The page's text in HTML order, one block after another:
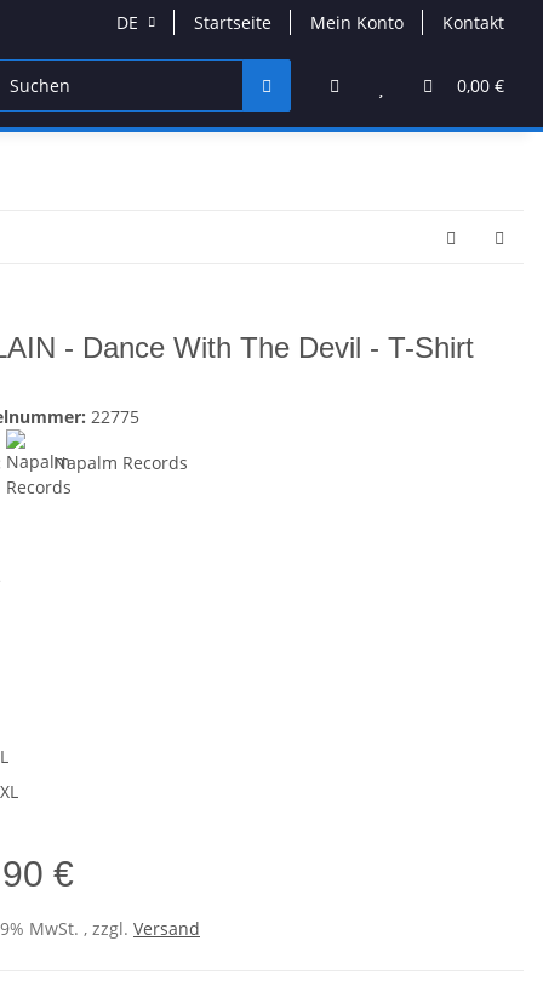
DE Startseite Mein Konto Kontakt
0,00 €
DVD & Blu-Ray Band Merchandise Schmuck &
- Dance With The Devil - T-Shirt
22775
Napalm Records
€
MwSt. , zzgl. Versand